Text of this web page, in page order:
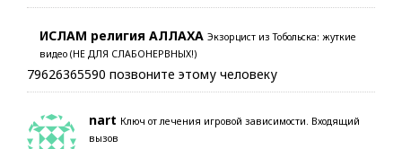
ИСЛАМ религия АЛЛАХА Экзорцист из Тобольска: жуткие
видео (НЕ ДЛЯ СЛАБОНЕРВНЫХ!)
79626365590 позвоните этому человеку
nart Ключ от лечения игровой зависимости. Входящий
вызов